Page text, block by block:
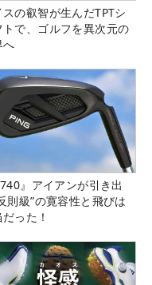
スの叡智が生んだTPTシ
トで、ゴルフを異次元の
へ
』アイアンが引き出
則級”の寛容性と飛びは
った！